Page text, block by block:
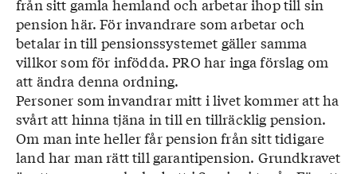
från sitt gamla hemland och arbetar ihop till sin
pension här. För invandrare som arbetar och
betalar in till pensionssystemet gäller samma
villkor som för infödda. PRO har inga förslag om
att ändra denna ordning.
Personer som invandrar mitt i livet kommer att ha
svårt att hinna tjäna in till en tillräcklig pension.
Om man inte heller får pension från sitt tidigare
land har man rätt till garantipension. Grundkravet